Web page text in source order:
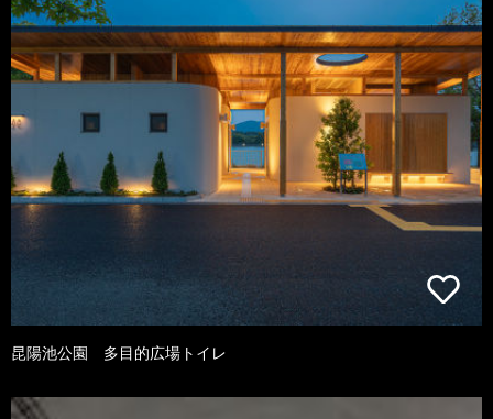
昆陽池公園 多目的広場トイレ